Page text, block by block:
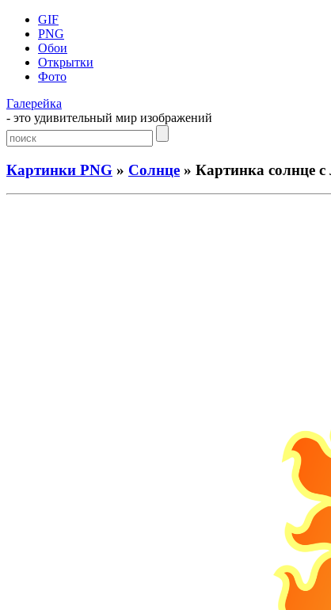
GIF
PNG
Обои
Открытки
Фото
Галерейка
- это удивительный мир изображений
Картинки PNG » Солнце » Картинка солнце